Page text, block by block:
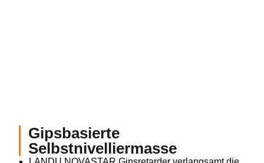
Gipsbasierte
Selbstnivelliermasse